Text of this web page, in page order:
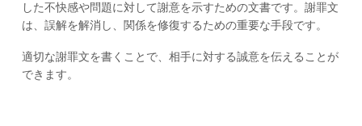
した不快感や問題に対して謝意を示すための文書です。謝罪文
は、誤解を解消し、関係を修復するための重要な手段です。
適切な謝罪文を書くことで、相手に対する誠意を伝えることが
できます。